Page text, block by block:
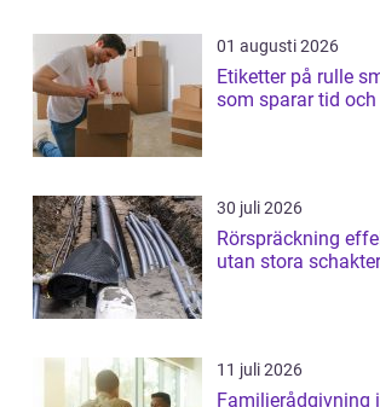
01 augusti 2026
Etiketter på rulle smart märkning
som sparar tid
30 juli 2026
Rörspräckning effektivt rörbyte
utan stora schakter
11 juli 2026
Familjerådgivning